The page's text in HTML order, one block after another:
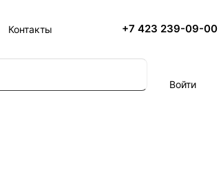
Контакты +7 423 239-09-00
Войти